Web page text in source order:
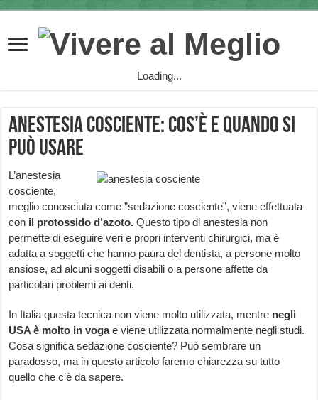
Loading...
Anestesia Cosciente: cos’è e quando si
può usare
L’anestesia
cosciente,
meglio conosciuta come ”sedazione cosciente”, viene effettuata
con il protossido d’azoto. Questo tipo di anestesia non
permette di eseguire veri e propri interventi chirurgici, ma è
adatta a soggetti che hanno paura del dentista, a persone molto
ansiose, ad alcuni soggetti disabili o a persone affette da
particolari problemi ai denti.
In Italia questa tecnica non viene molto utilizzata, mentre negli
USA è molto in vogae viene utilizzata normalmente negli studi.
Cosa significa sedazione cosciente? Può sembrare un
paradosso, ma in questo articolo faremo chiarezza su tutto
quello che c’è da sapere.